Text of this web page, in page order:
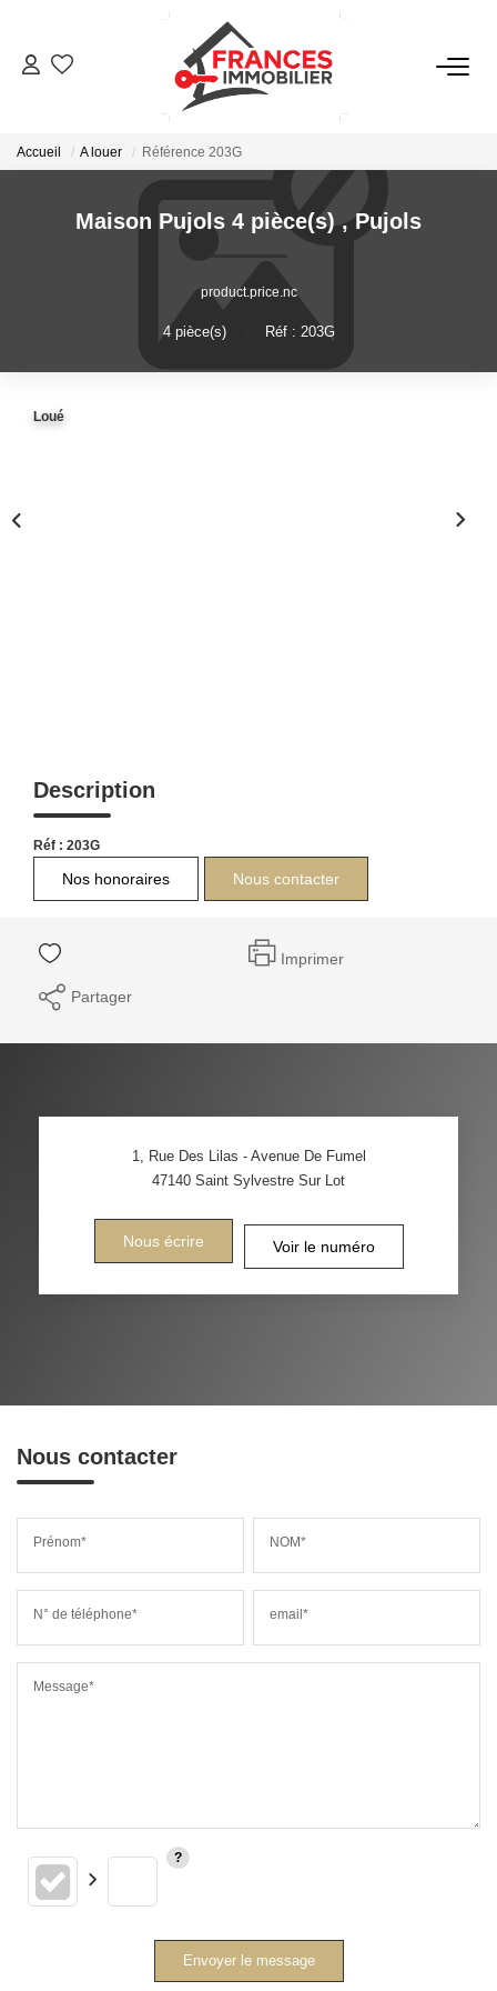
LOCATIONS
GESTION LOCATIVE
ESTIMATION
NOTRE AGENCE
Accueil A louer Référence 203G
Maison Pujols 4 pièce(s),Pujols
product.price.nc
4pièce(s) Réf : 203G
Loué
Description
Réf : 203G
Nos honoraires Nous contacter
Imprimer
Partager
1, Rue Des Lilas - Avenue De Fumel
47140 Saint Sylvestre Sur Lot
Nous écrire Voir le numéro
Nous contacter
Prénom* NOM*
N° de téléphone* email*
Message*
Envoyer le message